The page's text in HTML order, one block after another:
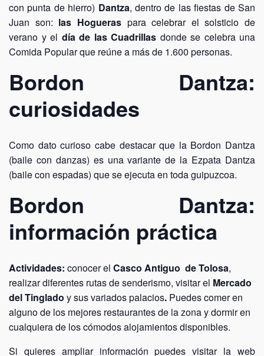
con punta de hierro) Dantza, dentro de las fiestas de San
Juan son: las Hogueraspara celebrar el solsticio de
verano y el día de las Cuadrillas donde se celebra una
Comida Popular que reúne a más de 1.600 personas.
Bordon Dantza:
curiosidades
Como dato curioso cabe destacar que la Bordon Dantza
(baile con danzas) es una variante de la Ezpata Dantza
(baile con espadas) que se ejecuta en toda guipuzcoa.
Bordon Dantza:
información práctica
Actividades: conocer el Casco Antiguo de Tolosa,
realizar diferentes rutas de senderismo, visitar el Mercado
del Tinglado y sus variados palacios. Puedes comer en
alguno de los mejores restaurantes de la zona y dormir en
cualquiera de los cómodos alojamientos disponibles.
Si quieres ampliar información puedes visitar la web